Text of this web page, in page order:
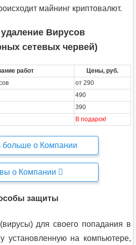
майнинг криптовалют.
Вирусов
сетевых червей)
работ
Цены, руб.
от 290
490
390
В подарок!
больше о Компании
о Компании
защиты
для своего попадания в
установленную на компьютере,